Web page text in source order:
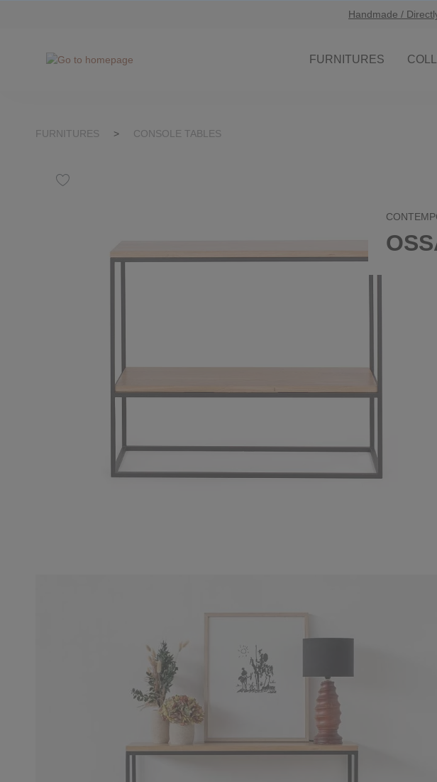
Handmade /
FURNITURES
FURNITURES > CONSOLE TABLES